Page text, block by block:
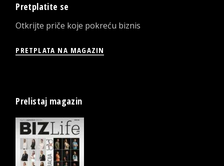
Pretplatite se
Otkrijte priče koje pokreću biznis
PRETPLATA NA MAGAZIN
Prelistaj magazin